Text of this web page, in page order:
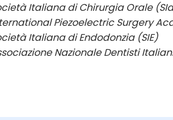
Italiana di Chirurgia Orale
Piezoelectric Surgery
Italiana di Endodonzia (SIE)
Nazionale Dentisti